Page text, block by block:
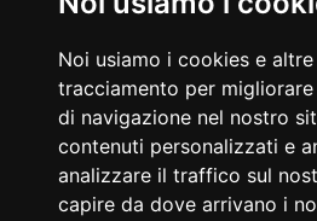
Noi usiamo i cookies e
tracciamento per
di navigazione nel nostro
contenuti personalizzati e
analizzare il traffico sul
capire da dove arrivano i
Albertino
Valentino Soldani
Accadde Oggi
07/08/1944
All'Università di Harvard viene
calcolatore aritmetico universale; è
tonnellate.
07/08/1974
Philippe Petit cammina su un cavo
delle Twin Towers di New York.
Aforismi
Il gatto con i guanti non acchiappa il
ASSIOMA DELL'ESERCITO: Ogni